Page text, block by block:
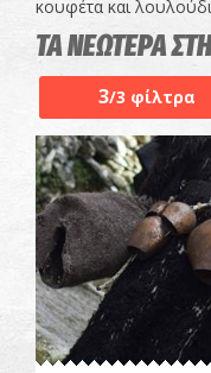
κουφέτα και
ΤΑ ΝΕΩΤΕΡΑ
3/3 φίλτρα